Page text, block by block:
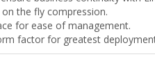
the fly compression.
for ease of management.
factor for greatest